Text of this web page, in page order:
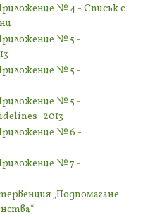
№ 4 - Списък с
№ 5 -
№ 5 -
№ 5 -
№ 6 -
№ 7 -
„Подпомагане